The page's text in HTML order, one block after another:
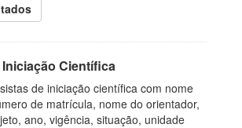
Científica
de iniciação científica com nome
de matrícula, nome do orientador,
ano, vigência, situação, unidade